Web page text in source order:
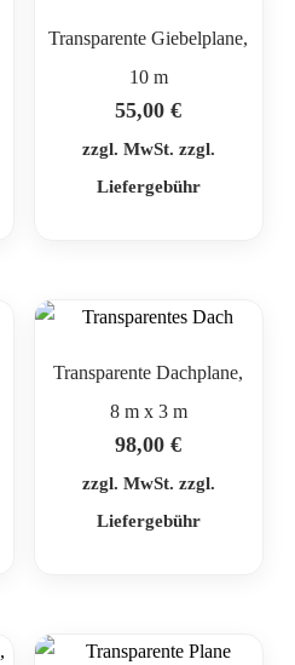
Transparente Giebelplane,
10 m
55,00€
zzgl. MwSt. zzgl.
Liefergebühr
Transparente Dachplane,
8 m x 3 m
98,00€
zzgl. MwSt. zzgl.
Liefergebühr